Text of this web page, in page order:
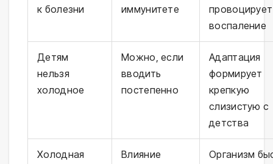
к болезни
иммунитете
провоцирует
воспаление
Детям
нельзя
холодное
Можно, если
вводить
постепенно
Адаптация
формирует
крепкую
слизистую с
детства
Холодная
Влияние
Организм